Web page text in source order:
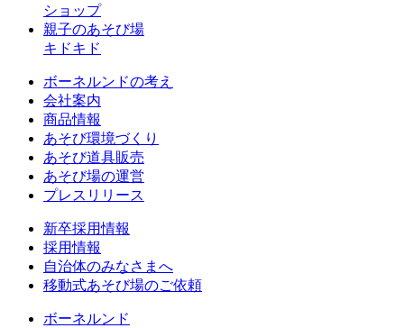
ショップ
親子のあそび場
キドキド
ボーネルンドの考え
会社案内
商品情報
あそび環境づくり
あそび道具販売
あそび場の運営
プレスリリース
新卒採用情報
採用情報
自治体のみなさまへ
移動式あそび場のご依頼
ボーネルンド